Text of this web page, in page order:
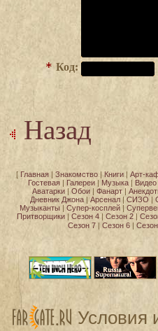
* Код:
Назад
[ Главная| Знакомство|Книги| Арт-
Гостевая | Галереи | Музыка | Видео
Аватарки | Обои | Фанарт |
Дневник Джона| Арсенал| СИЗО |
Музыканты | Супер-косплей |
Притворщики | Сезон 4 | Сезон 2 |
Сезон 7| Сезон 6|
Условия